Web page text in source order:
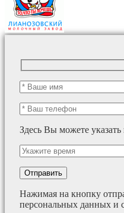
Здесь Вы можете
Нажимая на кнопку
персональных данных и